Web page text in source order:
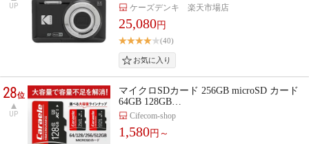
UP ケーズデンキ 楽天市場店
25,080円
(40)
28位
UP
マイクロSDカード 256GB microSD カード
64GB 128GB…
Cifecom-shop
1,580円～